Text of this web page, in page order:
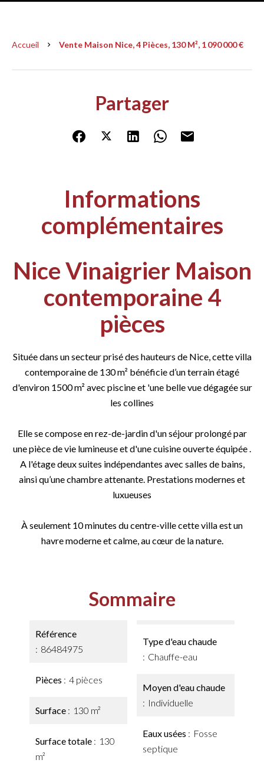
Accueil Vente Maison Nice, 4 Pièces, 130 M², 1 090 000 €
Partager
Informations
complémentaires
Nice Vinaigrier Maison
contemporaine 4
pièces
Située dans un secteur prisé des hauteurs de Nice, cette villa
contemporaine de 130 m² bénéficie d’un terrain étagé
d'environ 1500 m² avec piscine et 'une belle vue dégagée sur
les collines
Elle se compose en rez-de-jardin d'un séjour prolongé par
une pièce de vie lumineuse et d'une cuisine ouverte équipée .
A l'étage deux suites indépendantes avec salles de bains,
ainsi qu’une chambre attenante. Prestations modernes et
luxueuses
À seulement 10 minutes du centre-ville cette villa est un
havre moderne et calme, au cœur de la nature.
Sommaire
Référence
86484975
Pièces 4 pièces
Surface 130 m²
Surface totale
130
m²
Type d'eau chaude
Chauffe-eau
Moyen d'eau chaude
Individuelle
Eaux usées
Fosse
septique